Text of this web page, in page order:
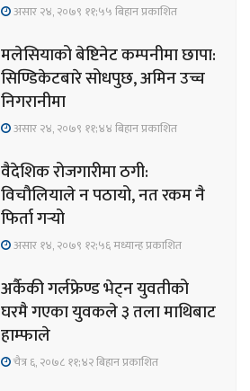
असार २४, २०७९ ११;५५ बिहान प्रकाशित
मलेसियाको बेष्टिनेट कम्पनीमा छापा:
सिण्डिकेटबारे सोधपुछ, अमिन उच्च
निगरानीमा
असार २४, २०७९ ११;४४ बिहान प्रकाशित
वैदेशिक रोजगारीमा ठगी:
विचौलियाले न पठायो, नत रकम नै
फिर्ता गर्‍यो
असार १४, २०७९ १२;५६ मध्यान्ह प्रकाशित
अर्कैकी गर्लफ्रेण्ड भेट्न युवतीको
घरमै गएका युवकले ३ तला माथिबाट
हाम्फाले
चैत्र ६, २०७८ ११;४२ बिहान प्रकाशित